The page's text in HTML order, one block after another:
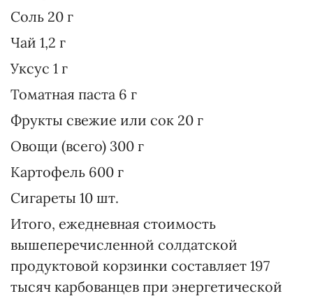
Соль 20 г
Чай 1,2 г
Уксус 1 г
Томатная паста 6 г
Фрукты свежие или сок 20 г
Овощи (всего) 300 г
Картофель 600 г
Сигареты 10 шт.
Итого, ежедневная стоимость
вышеперечисленной солдатской
продуктовой корзинки составляет 197
тысяч карбованцев при энергетической